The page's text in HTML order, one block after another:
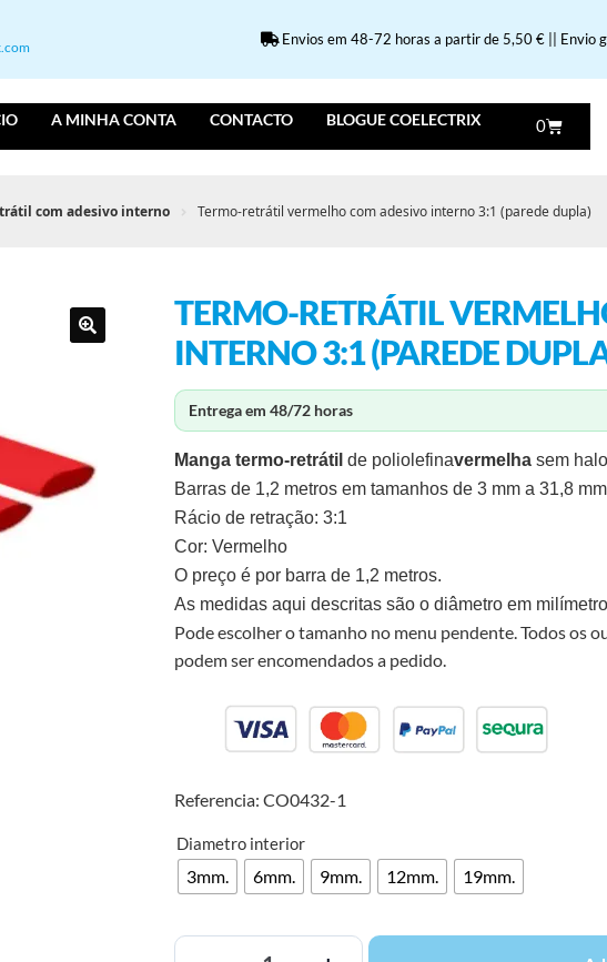
Envios em 48-72 horas a partir de 5,50 € || Envio
A MINHA CONTA CONTACTO BLOGUE COELECTRIX 0
com adesivo interno Termo-retrátil vermelho com adesivo interno 3:1 (parede dupla)
TERMO-RETRÁTIL
INTERNO 3:1 (PAREDE
Entrega em 48/72 horas
Manga termo-retrátil de poliolefinavermelha sem
Barras de 1,2 metros em tamanhos de 3 mm a 31,8
Rácio de retração: 3:1
Cor: Vermelho
O preço é por barra de 1,2 metros.
As medidas aqui descritas são o diâmetro em
Pode escolher o tamanho no menu pendente. Todos os
podem ser encomendados a pedido.
Referencia: CO0432-1
Diametro interior
3mm. 6mm. 9mm. 12mm. 19mm.